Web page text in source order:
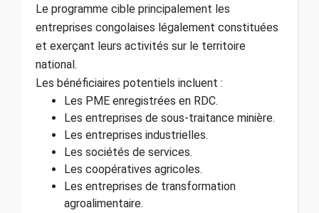
Le programme cible principalement les
entreprises congolaises légalement constituées
et exerçant leurs activités sur le territoire
national.
Les bénéficiaires potentiels incluent :
Les PME enregistrées en RDC.
Les entreprises de sous-traitance minière.
Les entreprises industrielles.
Les sociétés de services.
Les coopératives agricoles.
Les entreprises de transformation
agroalimentaire.